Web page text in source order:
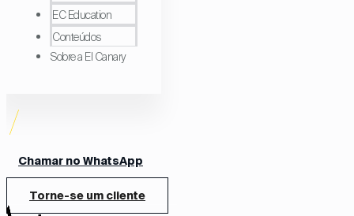
EC Education
Conteúdos
Sobre a El Canary
Chamar no WhatsApp
Torne-se um cliente